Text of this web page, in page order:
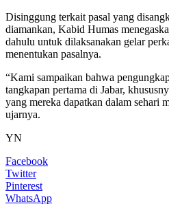
Disinggung terkait pasal yang
diamankan, Kabid Humas
dahulu untuk dilaksanakan gelar
menentukan pasalnya.
“Kami sampaikan bahwa
tangkapan pertama di Jabar,
yang mereka dapatkan dalam sehari
ujarnya.
YN
Facebook
Twitter
Pinterest
WhatsApp